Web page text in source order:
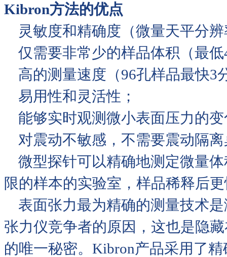
Kibron方法的优点
灵敏度和精确度（微量天平分辨
仅需要非常少的样品体积（最低
高的测量速度（96孔样品最快3
易用性和灵活性；
能够实时观测微小表面压力的
对震动不敏感，不需要震动隔离
微型探针可以精确地测定微量
限的样本的实验室，样品稀释后
表面张力最为精确的测量技术
张力仪竞争者的原因，这也是隐
的唯一秘密。Kibron产品采用了